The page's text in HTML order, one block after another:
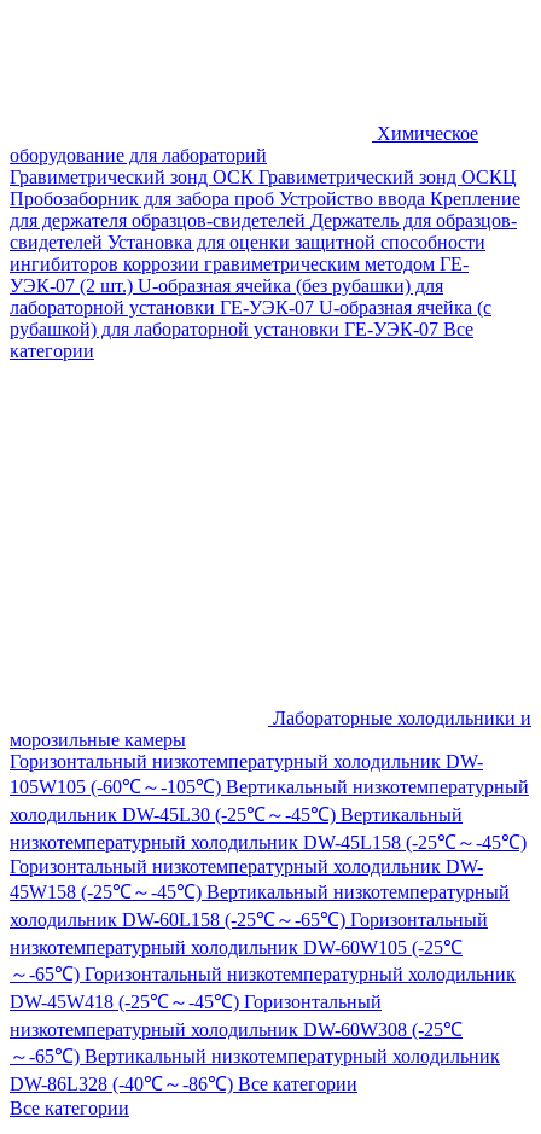
Химическое
оборудование для лабораторий
Гравиметрический зонд ОСК Гравиметрический зонд ОСКЦ
Пробозаборник для забора проб Устройство ввода Крепление
для держателя образцов-свидетелей Держатель для образцов-
свидетелей Установка для оценки защитной способности
ингибиторов коррозии гравиметрическим методом ГЕ-
УЭК-07 (2 шт.) U-образная ячейка (без рубашки) для
лабораторной установки ГЕ-УЭК-07 U-образная ячейка (с
рубашкой) для лабораторной установки ГЕ-УЭК-07 Все
категории
Лабораторные холодильники и
морозильные камеры
Горизонтальный низкотемпературный холодильник DW-
105W105 (-60℃～-105℃) Вертикальный низкотемпературный
холодильник DW-45L30 (-25℃～-45℃) Вертикальный
низкотемпературный холодильник DW-45L158 (-25℃～-45℃)
Горизонтальный низкотемпературный холодильник DW-
45W158 (-25℃～-45℃) Вертикальный низкотемпературный
холодильник DW-60L158 (-25℃～-65℃) Горизонтальный
низкотемпературный холодильник DW-60W105 (-25℃
～-65℃) Горизонтальный низкотемпературный холодильник
DW-45W418 (-25℃～-45℃) Горизонтальный
низкотемпературный холодильник DW-60W308 (-25℃
～-65℃) Вертикальный низкотемпературный холодильник
DW-86L328 (-40℃～-86℃) Все категории
Все категории